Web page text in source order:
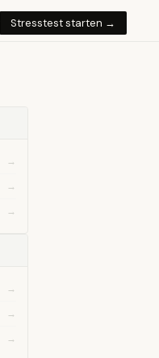
Stresstest starten →